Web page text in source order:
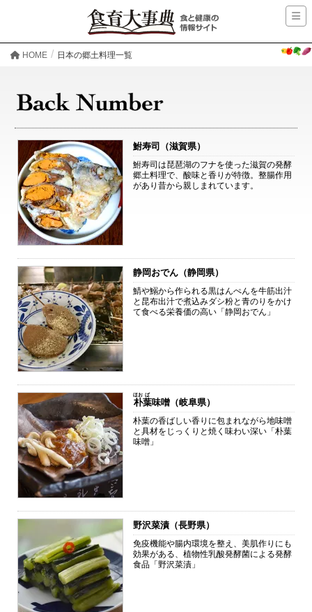
HOME 日本の郷土料理一覧
鮒寿司（滋賀県）
鮒寿司は琵琶湖のフナを使った滋賀の発酵
郷土料理で、酸味と香りが特徴。整腸作用
があり昔から親しまれています。
静岡おでん（静岡県）
鯖や鰯から作られる黒はんぺんを牛筋出汁
と昆布出汁で煮込みダシ粉と青のりをかけ
て食べる栄養価の高い「静岡おでん」
朴
ほお
葉
ば
味噌（岐阜県）
朴葉の香ばしい香りに包まれながら地味噌
と具材をじっくりと焼く味わい深い「朴葉
味噌」
野沢菜漬（長野県）
免疫機能や腸内環境を整え、美肌作りにも
効果がある、植物性乳酸発酵菌による発酵
食品「野沢菜漬」